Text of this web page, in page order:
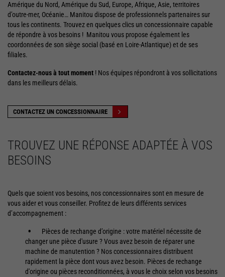
Amérique du Nord, Amérique du Sud, Europe, Afrique, Asie, territoires
d’outre-mer, Océanie… Manitou dispose de professionnels partenaires sur
tous les continents. Trouvez en quelques clics un concessionnaire capable
de répondre à vos besoins ! Manitou vous propose également les
coordonnées de son siège social (basé en Loire-Atlantique) et de ses
filiales.
Contactez-nous à tout moment ! Nos équipes répondront à vos sollicitations
dans les meilleurs délais.
CONTACTEZ UN CONCESSIONNAIRE
TROUVEZ UNE RÉPONSE ADAPTÉE À VOS
BESOINS
Quels que soient vos besoins, nos concessionnaires sont en mesure de
vous aider et vous conseiller. Profitez de leurs différents services
d’accompagnement :
Pièces de rechange d’origine : votre matériel nécessite de
changer une pièce d'usure ? Vous avez besoin de réparer une
machine de manutention ? Nos concessionnaires distribuent
rapidement la pièce dont vous avez besoin. Pièces de rechange
d'origine ou pièces reconditionnées, à vous le choix selon vos besoins